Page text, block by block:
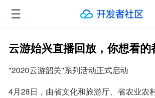
云游始兴直播回放，你想看
"2020云游韶关"系列活动正式启动
4月28日，由省文化和旅游厅、省农业农